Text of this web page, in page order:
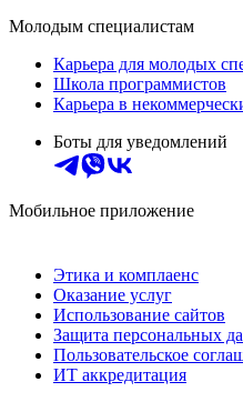
Молодым специалистам
Карьера для молодых
Школа программистов
Карьера в
Боты для уведомлений
Мобильное приложение
Этика и комплаенс
Оказание услуг
Использование сайтов
Защита персональных
Пользовательское
ИТ аккредитация